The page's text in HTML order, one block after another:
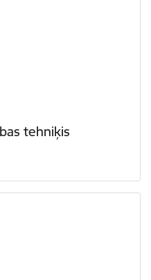
tehniķis